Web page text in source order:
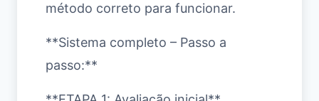
método correto para funcionar.
**Sistema completo – Passo a
passo:**